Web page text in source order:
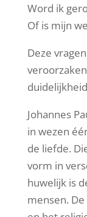
Word ik
Of is mijn
Deze
Johannes
in wezen
de liefde.
vorm in
huwelijk is
mensen.